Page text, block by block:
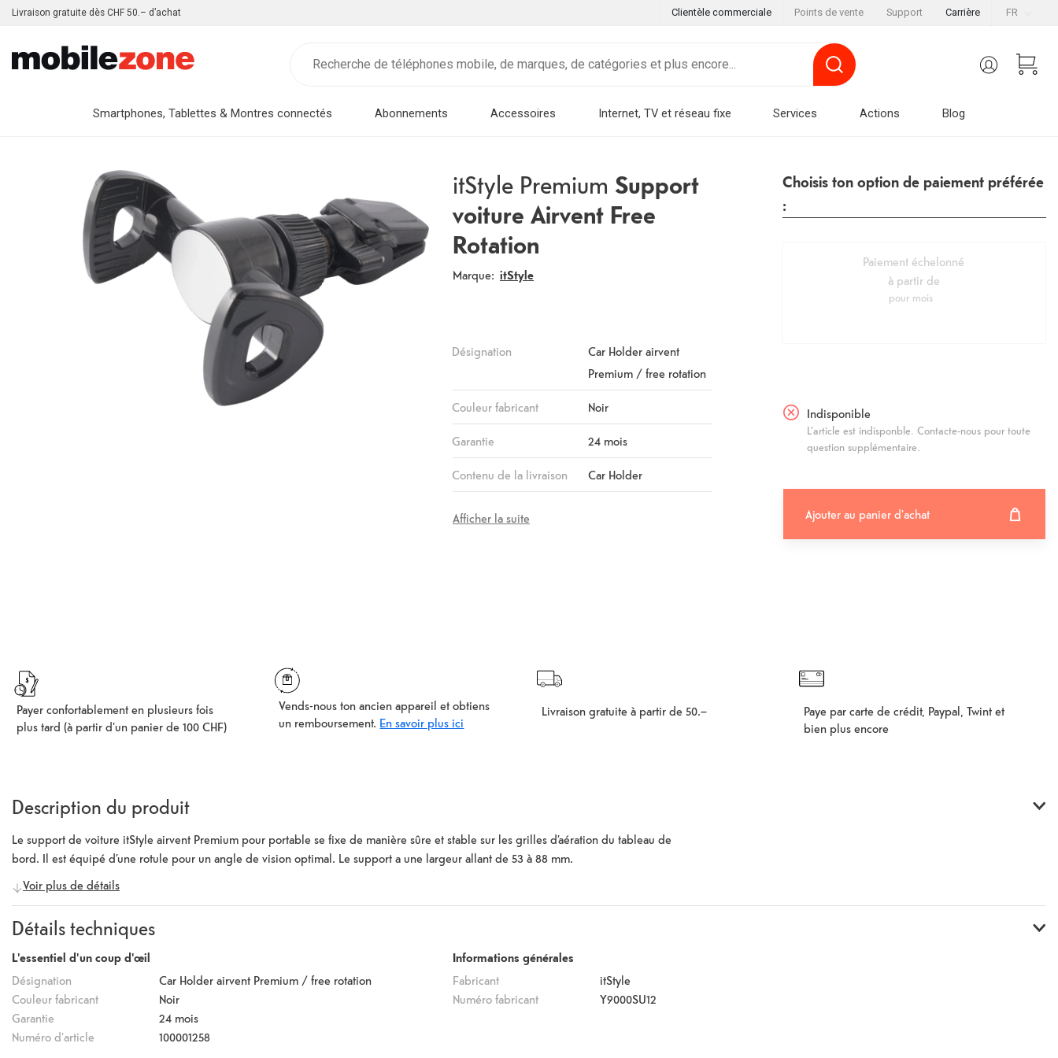
FR
Clientèle commerciale Points de vente Support Carrière
Livraison gratuite dès CHF 50.– d’achat
Smartphones, Tablettes & Montres connectés Abonnements Accessoires Internet, TV et réseau fixe Services Actions Blog
itStyle Premium Support
voiture Airvent Free
Rotation
Marque: itStyle
Désignation
Car Holder airvent
Premium / free rotation
Couleur fabricant Noir
Garantie 24 mois
Contenu de la livraison Car Holder
Afficher la suite
Choisis ton option de paiement préférée
:
Paiement échelonné
à partir de
pour mois
Indisponible
L'article est indisponble. Contacte-nous pour toute
question supplémentaire.
Ajouter au panier d'achat
Payer confortablement en plusieurs fois
plus tard (à partir d'un panier de 100 CHF)
Vends-nous ton ancien appareil et obtiens
un remboursement. En savoir plus ici
Livraison gratuite à partir de 50.–
Paye par carte de crédit, Paypal, Twint et
bien plus encore
Description du produit
Le support de voiture itStyle airvent Premium pour portable se fixe de manière sûre et stable sur les grilles d’aération du tableau de
bord. Il est équipé d’une rotule pour un angle de vision optimal. Le support a une largeur allant de 53 à 88 mm.
Voir plus de détails
Détails techniques
L'essentiel d'un coup d'œil
Désignation
Car Holder airvent Premium / free rotation
Couleur fabricant
Noir
Garantie
24 mois
Numéro d'article
100001258
Informations générales
Fabricant
itStyle
Numéro fabricant
Y9000SU12